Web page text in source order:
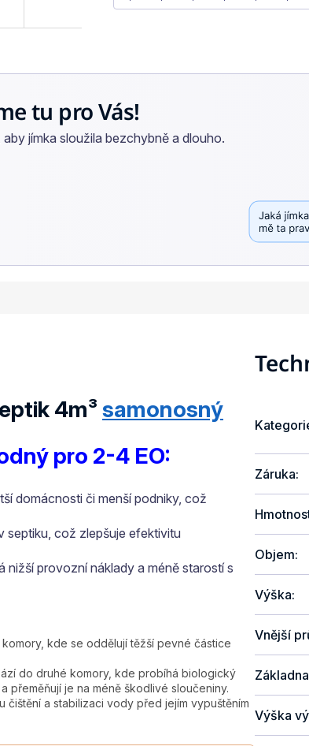
R
M
A
tu pro Vás!
jímka sloužila bezchybně a dlouho.
4m³ samonosný
pro 2-4 EO:
domácnosti či menší podniky, což
septiku, což zlepšuje efektivitu
provozní náklady a méně starostí s
kde se oddělují těžší pevné částice
do druhé komory, kde probíhá biologický
přeměňují je na méně škodlivé sloučeniny.
čištění a stabilizaci vody před jejím vypuštěním
Záruka:
Objem:
Výška:
Vnější
Základna
Výška